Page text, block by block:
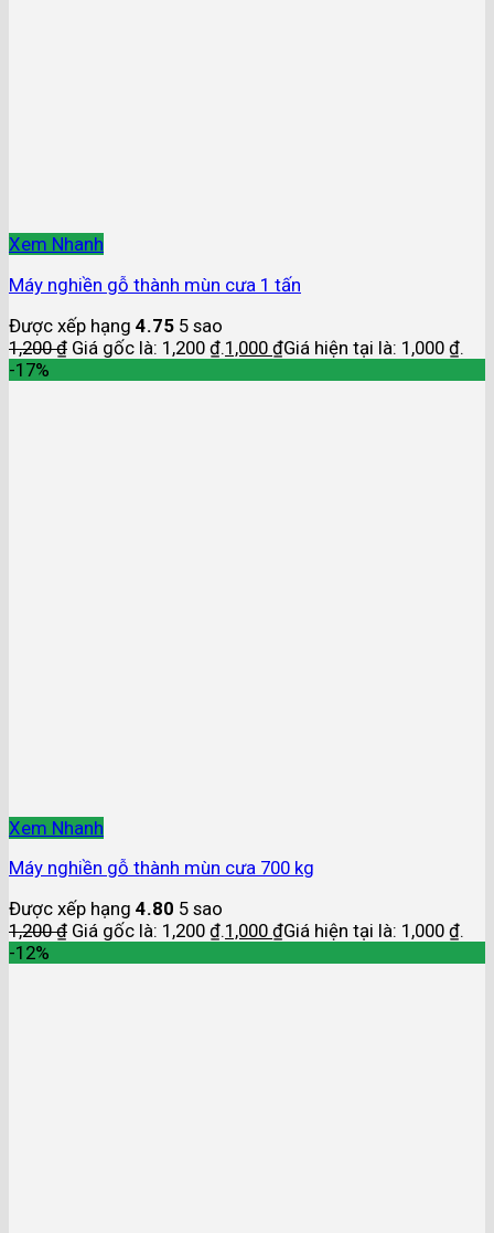
Xem Nhanh
Máy nghiền gỗ thành mùn cưa 1 tấn
Được xếp hạng 4.75 5 sao
1,200₫ Giá gốc là: 1,200 ₫.1,000 ₫Giá hiện tại là: 1,000 ₫.
-17%
Xem Nhanh
Máy nghiền gỗ thành mùn cưa 700 kg
Được xếp hạng 4.80 5 sao
1,200₫ Giá gốc là: 1,200 ₫.1,000 ₫Giá hiện tại là: 1,000 ₫.
-12%